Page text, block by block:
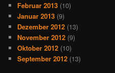
Februar 2013 (10)
Januar 2013 (9)
Dezember 2012 (13)
November 2012 (9)
Oktober 2012 (10)
September 2012 (13)